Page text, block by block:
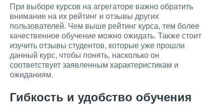
При выборе курсов на агрегаторе важно обратить
внимание на их рейтинг и отзывы других
пользователей. Чем выше рейтинг курса, тем более
качественное обучение можно ожидать. Также стоит
изучить отзывы студентов, которые уже прошли
данный курс, чтобы понять, насколько он
соответствует заявленным характеристикам и
ожиданиям.
Гибкость и удобство обучения